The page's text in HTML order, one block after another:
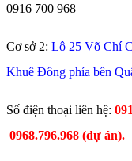
0916 700 968
Cơ sở 2: Lô 25 Võ Chí
Khuê Đông phía bên
​Số điện thoại liên hệ:
0968.796.968 (dự án).